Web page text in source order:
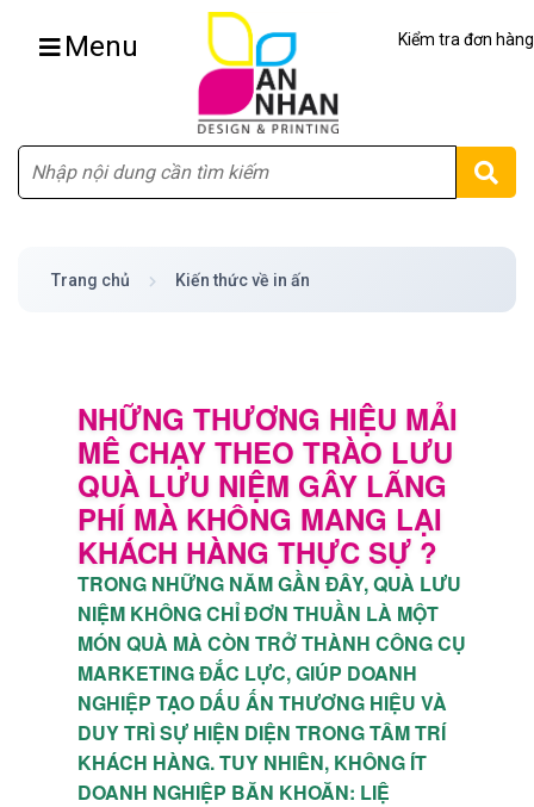
Menu Kiểm tra đơn hàng
Trang chủ Kiến thức về in ấn
NHỮNG THƯƠNG HIỆU MẢI
MÊ CHẠY THEO TRÀO LƯU
QUÀ LƯU NIỆM GÂY LÃNG
PHÍ MÀ KHÔNG MANG LẠI
KHÁCH HÀNG THỰC SỰ ?
TRONG NHỮNG NĂM GẦN ĐÂY, QUÀ LƯU
NIỆM KHÔNG CHỈ ĐƠN THUẦN LÀ MỘT
MÓN QUÀ MÀ CÒN TRỞ THÀNH CÔNG CỤ
MARKETING ĐẮC LỰC, GIÚP DOANH
NGHIỆP TẠO DẤU ẤN THƯƠNG HIỆU VÀ
DUY TRÌ SỰ HIỆN DIỆN TRONG TÂM TRÍ
KHÁCH HÀNG. TUY NHIÊN, KHÔNG ÍT
DOANH NGHIỆP BĂN KHOĂN: LIỆ